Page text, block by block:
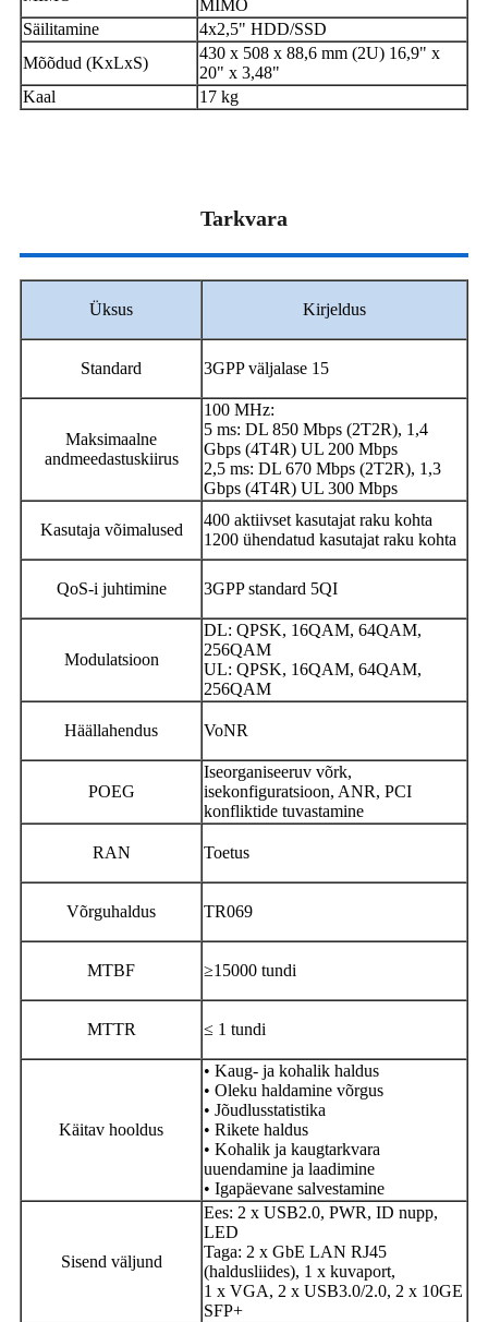
MIMO
Säilitamine
4x2,5" HDD/SSD
Mõõdud (KxLxS)
430 x 508 x 88,6 mm (2U) 16,9" x
20" x 3,48"
Kaal
17 kg
Tarkvara
Üksus Kirjeldus
Standard 3GPP väljalase 15
Maksimaalne
andmeedastuskiirus
100 MHz:
5 ms: DL 850 Mbps (2T2R), 1,4
Gbps (4T4R) UL 200 Mbps
2,5 ms: DL 670 Mbps (2T2R), 1,3
Gbps (4T4R) UL 300 Mbps
Kasutaja võimalused
400 aktiivset kasutajat raku kohta
1200 ühendatud kasutajat raku kohta
QoS-i juhtimine 3GPP standard 5QI
Modulatsioon
DL: QPSK, 16QAM, 64QAM,
256QAM
UL: QPSK, 16QAM, 64QAM,
256QAM
Häällahendus VoNR
POEG
Iseorganiseeruv võrk,
isekonfiguratsioon, ANR, PCI
konfliktide tuvastamine
RAN Toetus
Võrguhaldus TR069
MTBF ≥15000 tundi
MTTR ≤ 1 tundi
Käitav hooldus
• Kaug- ja kohalik haldus
• Oleku haldamine võrgus
• Jõudlusstatistika
• Rikete haldus
• Kohalik ja kaugtarkvara
uuendamine ja laadimine
• Igapäevane salvestamine
Sisend väljund
Ees: 2 x USB2.0, PWR, ID nupp,
LED
Taga: 2 x GbE LAN RJ45
(haldusliides), 1 x kuvaport,
1 x VGA, 2 x USB3.0/2.0, 2 x 10GE
SFP+